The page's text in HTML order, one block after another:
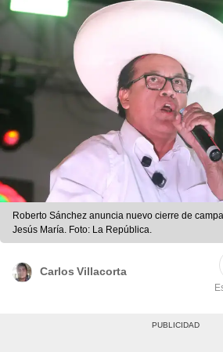
Roberto Sánchez anuncia nuevo cierre de
Jesús María. Foto: La República.
Carlos Villacorta